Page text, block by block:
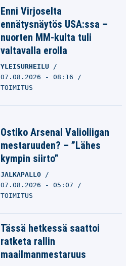
Enni Virjoselta
ennätysnäytös USA:ssa –
nuorten MM-kulta tuli
valtavalla erolla
YLEISURHEILU
07.08.2026 - 08:16
TOIMITUS
Ostiko Arsenal Valioliigan
mestaruuden? – ”Lähes
kympin siirto”
JALKAPALLO
07.08.2026 - 05:07
TOIMITUS
Tässä hetkessä saattoi
ratketa rallin
maailmanmestaruus